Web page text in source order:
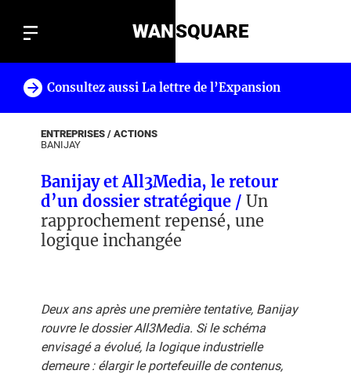
WANSQUARE
Consultez aussi La lettre de l’Expansion
ENTREPRISES / ACTIONS
BANIJAY
Banijay et All3Media, le retour
d’un dossier stratégique / Un
rapprochement repensé, une
logique inchangée
Deux ans après une première tentative, Banijay
rouvre le dossier All3Media. Si le schéma
envisagé a évolué, la logique industrielle
demeure : élargir le portefeuille de contenus,